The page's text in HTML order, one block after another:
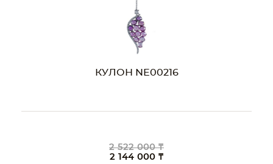
КУЛОН NE00216
2 522 000 ₸
2 144 000 ₸